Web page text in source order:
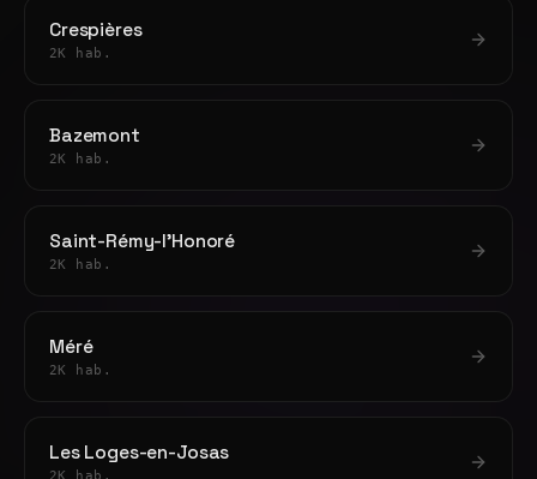
Crespières
2K hab.
Bazemont
2K hab.
Saint-Rémy-l'Honoré
2K hab.
Méré
2K hab.
Les Loges-en-Josas
2K hab.